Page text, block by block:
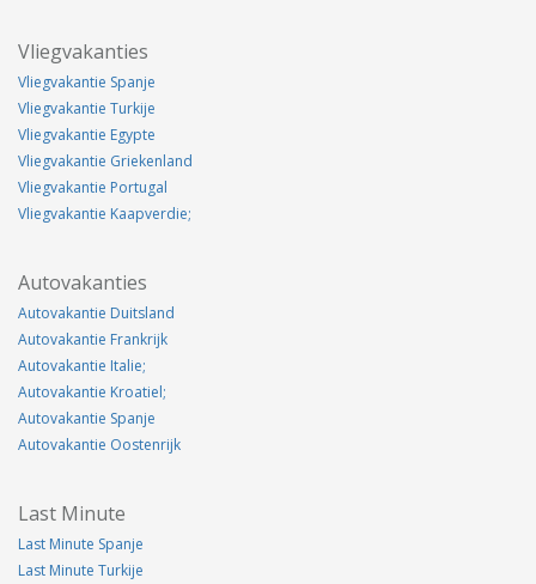
Vliegvakanties
Vliegvakantie Spanje
Vliegvakantie Turkije
Vliegvakantie Egypte
Vliegvakantie Griekenland
Vliegvakantie Portugal
Vliegvakantie Kaapverdie;
Autovakanties
Autovakantie Duitsland
Autovakantie Frankrijk
Autovakantie Italie;
Autovakantie Kroatiel;
Autovakantie Spanje
Autovakantie Oostenrijk
Last Minute
Last Minute Spanje
Last Minute Turkije